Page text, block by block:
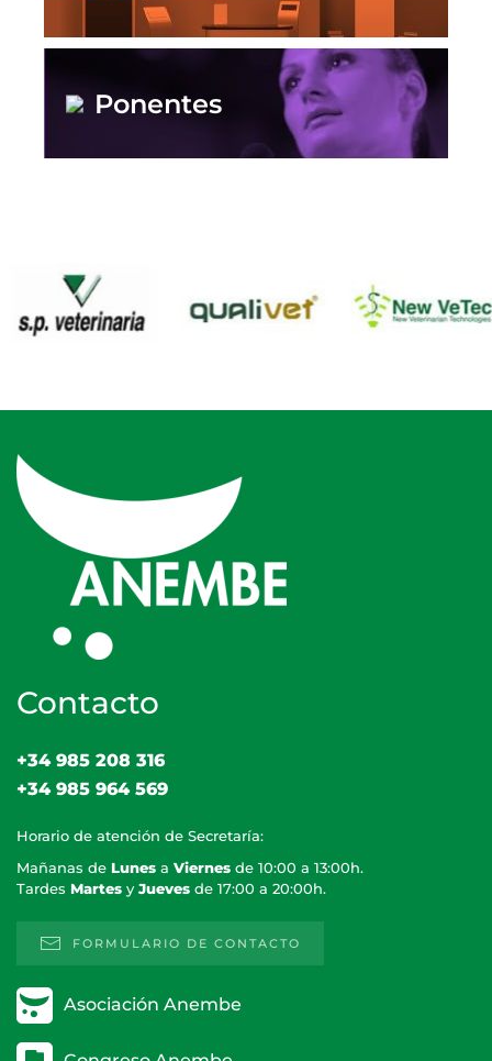
Ponentes
Contacto
+34 985 208 316
+34 985 964 569
Horario de atención de Secretaría:
Mañanas de Lunes a Viernes de 10:00 a 13:00h.
Tardes Martes y Jueves de 17:00 a 20:00h.
FORMULARIO DE CONTACTO
Asociación Anembe